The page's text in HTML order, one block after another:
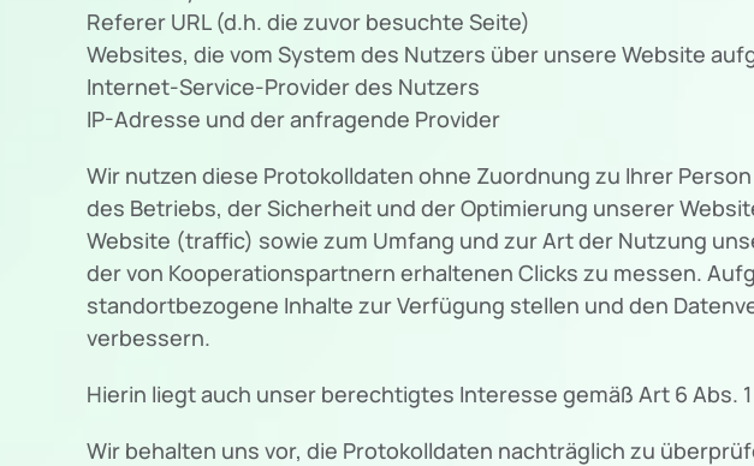
Referer URL (d.h. die zuvor besuchte Seite)
Websites, die vom System des Nutzers über unsere Website
Internet-Service-Provider des Nutzers
IP-Adresse und der anfragende Provider
Wir nutzen diese Protokolldaten ohne Zuordnung zu Ihrer
des Betriebs, der Sicherheit und der Optimierung unserer
Website (traffic) sowie zum Umfang und zur Art der Nutzung
der von Kooperationspartnern erhaltenen Clicks zu messen.
standortbezogene Inhalte zur Verfügung stellen und den
verbessern.
Hierin liegt auch unser berechtigtes Interesse gemäß Art 6 Abs. 1
Wir behalten uns vor, die Protokolldaten nachträglich zu